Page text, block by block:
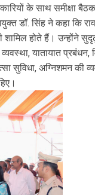
के साथ समीक्षा
डॉ. सिंह ने कहा कि
होते हैं। उन्होंने
यातायात प्रबंधन,
सुविधा, अग्निशमन की